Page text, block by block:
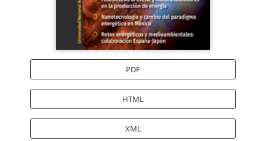
PDF
HTML
XML